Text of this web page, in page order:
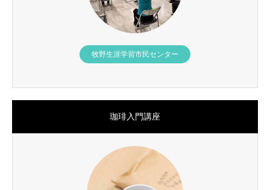
牧野生涯学習市民センター
珈琲入門講座